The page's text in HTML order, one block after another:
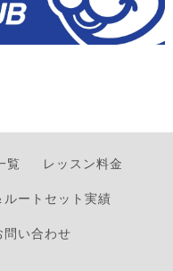
覧
レッスン料金
ートセット実績
問い合わせ